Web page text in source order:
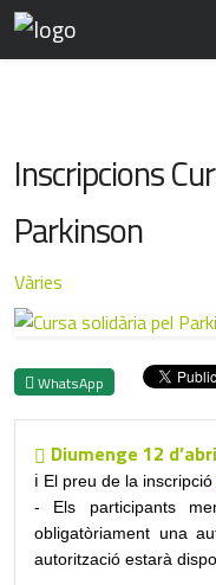
Inscripcions
Parkinson
Vàries
WhatsApp
Diumenge 12
ℹ️ El preu de la inscripció
- Els participants
obligatòriament una
autorització estarà